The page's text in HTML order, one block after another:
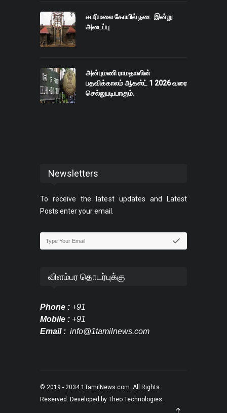
சபரிமலை கோயில் நடை இன்று
அடைப்பு
அன்புமணி ராமதாஸின்
பதவிக்காலம் ஆகஸ்ட் 1 2026 வரை
செல்லுபடியாகும்.
Newsletters
To receive the latest updates and Latest
Posts enter your email.
விளம்பர தொடர்புக்கு
Phone : +91
Mobile : +91
Email : info@1tamilnews.com
© 2019 - 2034 1TamilNews.com . All Rights
Reserved. Developed by Theo Technologies